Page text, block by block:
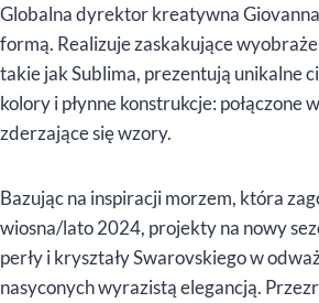
Globalna dyrektor kreatywna
formą. Realizuje zaskakujące
takie jak Sublima, prezentują unikalne
kolory i płynne konstrukcje: połączone
zderzające się wzory.
Bazując na inspiracji morzem, która
wiosna/lato 2024, projekty na nowy
perły i kryształy Swarovskiego w
nasyconych wyrazistą elegancją.